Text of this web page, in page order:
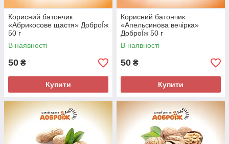
Корисний батончик
«Абрикосове щастя» ДоброЇж
50 г
В наявності
50 ₴
Купити
Корисний батончик
«Апельсинова вечірка»
ДоброЇж 50 г
В наявності
50 ₴
Купити